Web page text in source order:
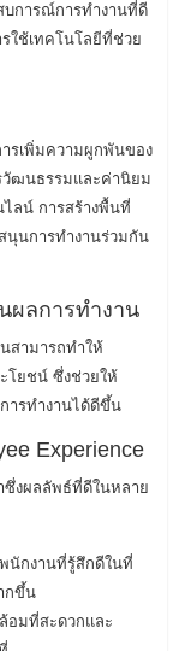
การณ์การทำงานที่ดี
ใช้เทคโนโลยีที่ช่วย
รเพิ่มความผูกพันของ
วัฒนธรรมและค่านิยม
ไลน์ การสร้างพื้นที่
นุนการทำงานร่วมกัน
ผลการทำงาน
สามารถทำให้
โยชน์ ซึ่งช่วยให้
ารทำงานได้ดีขึ้น
Experience
งผลลัพธ์ที่ดีในหลาย
นักงานที่รู้สึกดีในที่
กขึ้น
อมที่สะดวกและ